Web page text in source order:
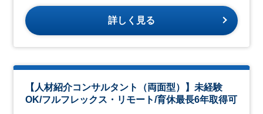
詳しく見る
【人材紹介コンサルタント（両面型）】未経験
OK/フルフレックス・リモート/育休最長6年取得可